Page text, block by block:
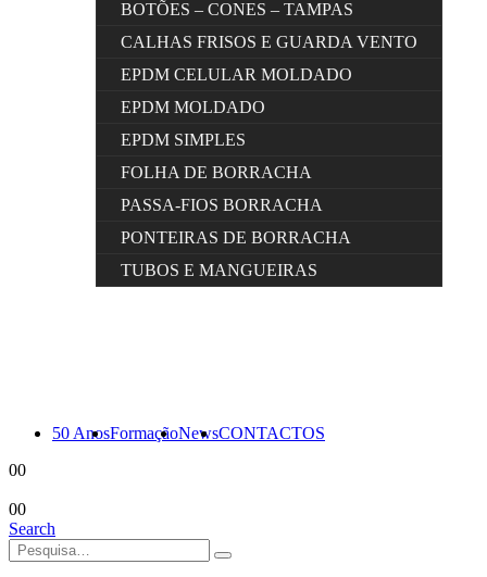
BOTÕES – CONES – TAMPAS
CALHAS FRISOS E GUARDA VENTO
EPDM CELULAR MOLDADO
EPDM MOLDADO
EPDM SIMPLES
FOLHA DE BORRACHA
PASSA-FIOS BORRACHA
PONTEIRAS DE BORRACHA
TUBOS E MANGUEIRAS
50 AnosFormaçãoNewsCONTACTOS
00
00
Search